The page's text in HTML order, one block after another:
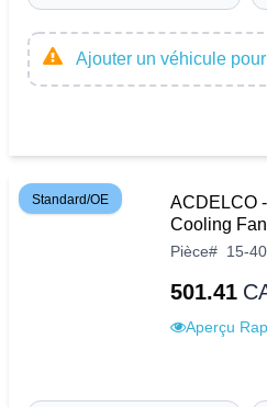
Ajouter un véhicule
Standard/OE
ACDELCO
Cooling
Pièce# 15-
501.41
Aperçu